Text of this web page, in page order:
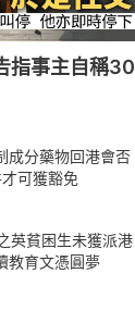
指事主自稱30
成分藥物回港會否
可獲豁免
英貧困生未獲派港
育文憑圓夢